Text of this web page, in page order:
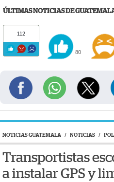
ÚLTIMAS NOTICIAS DE
112
80
NOTICIAS GUATEMALA / NOTICIAS /
Transportistas
a instalar GPS y